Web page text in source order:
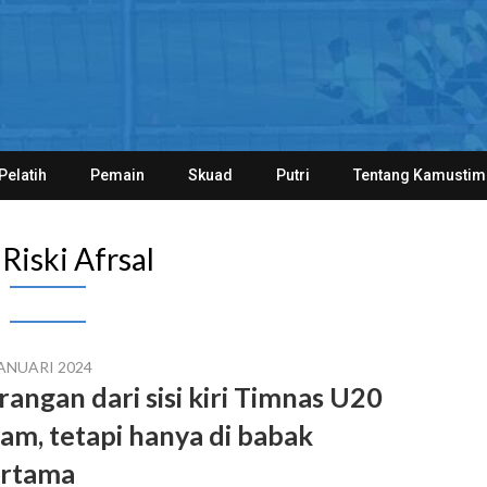
Pelatih Pemain Skuad Putri Tentang
Riski Afrsal
2024
dari sisi kiri Timnas U20
tetapi hanya di babak